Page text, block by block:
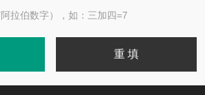
拉伯数字），如：三加四=7